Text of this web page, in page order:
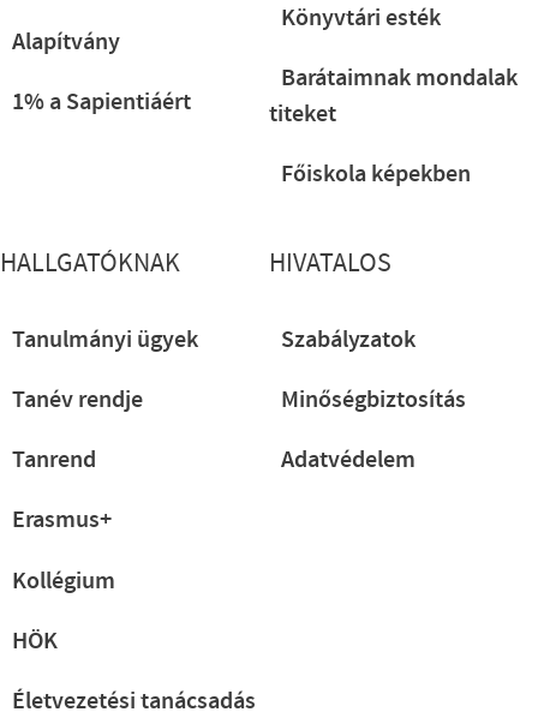
Alapítvány
1% a Sapientiáért
Könyvtári esték
Barátaimnak mondalak
titeket
Főiskola képekben
HALLGATÓKNAK
Tanulmányi ügyek
Tanév rendje
Tanrend
Erasmus+
Kollégium
HÖK
Életvezetési tanácsadás
HIVATALOS
Szabályzatok
Minőségbiztosítás
Adatvédelem